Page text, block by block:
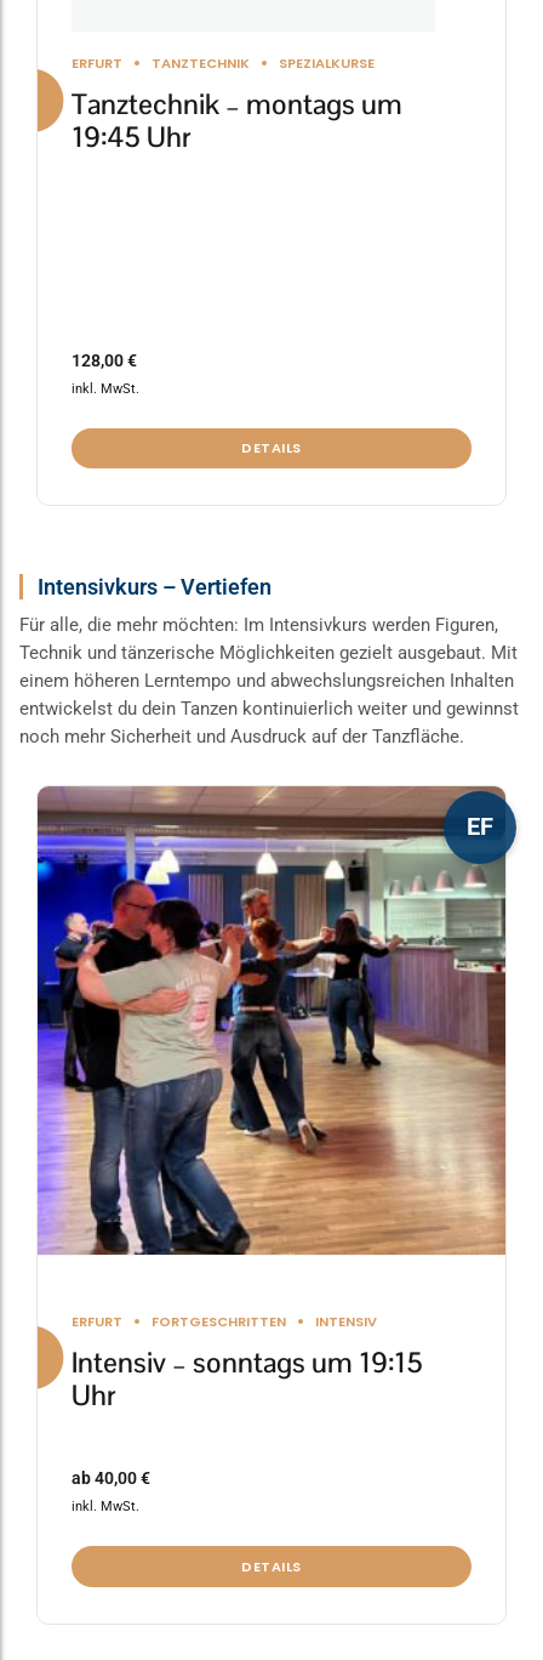
ERFURT TANZTECHNIK SPEZIALKURSE
Tanztechnik – montags um
19:45 Uhr
128,00€
inkl. MwSt.
DETAILS
Intensivkurs – Vertiefen
Für alle, die mehr möchten: Im Intensivkurs werden Figuren,
Technik und tänzerische Möglichkeiten gezielt ausgebaut. Mit
einem höheren Lerntempo und abwechslungsreichen Inhalten
entwickelst du dein Tanzen kontinuierlich weiter und gewinnst
noch mehr Sicherheit und Ausdruck auf der Tanzfläche.
EF
ERFURT FORTGESCHRITTEN INTENSIV
Intensiv – sonntags um 19:15
Uhr
ab40,00€
inkl. MwSt.
DETAILS
Dieses
Produkt
weist
mehrere
Varianten
auf.
Die
Optionen
können
auf
der
Produktseite
gewählt
werden